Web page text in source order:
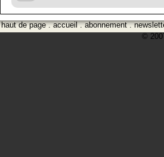
haut de page.accueil.abonnement.
©